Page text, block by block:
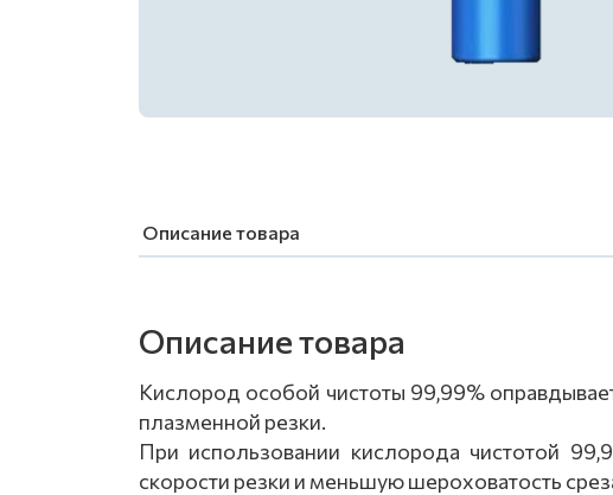
Описание товара
Описание товара
Кислород особой чистоты 99,99%
плазменной резки.
При использовании кислорода чистотой
скорости резки и меньшую шероховатость